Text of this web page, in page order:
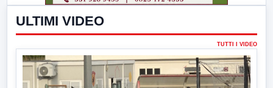
ULTIMI VIDEO
TUTTI I VIDEO